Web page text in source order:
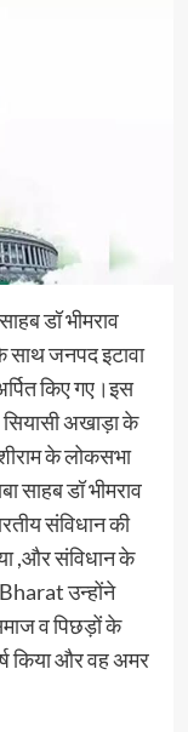
डॉ भीमराव
जनपद इटावा
किए गए।इस
अखाड़ा के
के लोकसभा
साहब डॉ भीमराव
संविधान की
,और संविधान के
उन्होंने
व पिछड़ों के
किया और वह अमर